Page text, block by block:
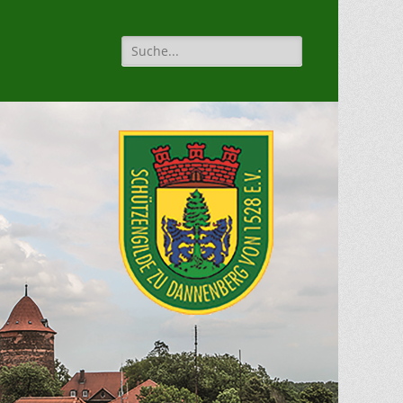
Suche
für: